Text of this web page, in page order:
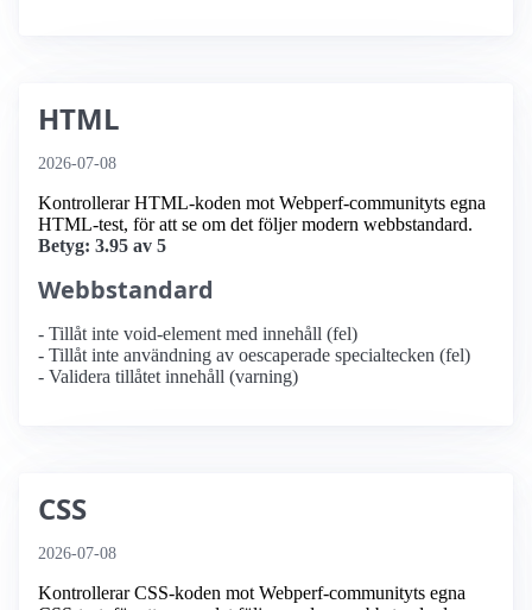
HTML
2026-07-08
Kontrollerar HTML-koden mot Webperf-communityts egna
HTML-test, för att se om det följer modern webbstandard.
Betyg: 3.95 av 5
Webbstandard
- Tillåt inte void-element med innehåll (fel)
- Tillåt inte användning av oescaperade specialtecken (fel)
- Validera tillåtet innehåll (varning)
CSS
2026-07-08
Kontrollerar CSS-koden mot Webperf-communityts egna